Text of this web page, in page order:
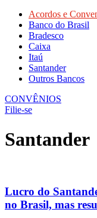
Acordos e
Banco do Brasil
Bradesco
Caixa
Itaú
Santander
Outros Bancos
CONVÊNIOS
Filie-se
Santander
Lucro do
no Brasil, mas